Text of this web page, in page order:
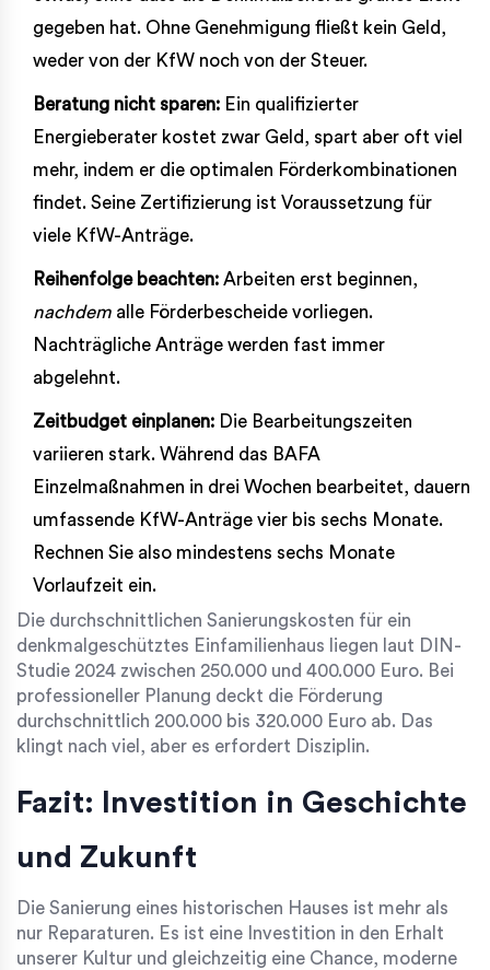
gegeben hat. Ohne Genehmigung fließt kein Geld,
weder von der KfW noch von der Steuer.
Beratung nicht sparen: Ein qualifizierter
Energieberater kostet zwar Geld, spart aber oft viel
mehr, indem er die optimalen Förderkombinationen
findet. Seine Zertifizierung ist Voraussetzung für
viele KfW-Anträge.
Reihenfolge beachten: Arbeiten erst beginnen,
nachdem alle Förderbescheide vorliegen.
Nachträgliche Anträge werden fast immer
abgelehnt.
Zeitbudget einplanen: Die Bearbeitungszeiten
variieren stark. Während das BAFA
Einzelmaßnahmen in drei Wochen bearbeitet, dauern
umfassende KfW-Anträge vier bis sechs Monate.
Rechnen Sie also mindestens sechs Monate
Vorlaufzeit ein.
Die durchschnittlichen Sanierungskosten für ein
denkmalgeschütztes Einfamilienhaus liegen laut DIN-
Studie 2024 zwischen 250.000 und 400.000 Euro. Bei
professioneller Planung deckt die Förderung
durchschnittlich 200.000 bis 320.000 Euro ab. Das
klingt nach viel, aber es erfordert Disziplin.
Fazit: Investition in Geschichte
und Zukunft
Die Sanierung eines historischen Hauses ist mehr als
nur Reparaturen. Es ist eine Investition in den Erhalt
unserer Kultur und gleichzeitig eine Chance, moderne